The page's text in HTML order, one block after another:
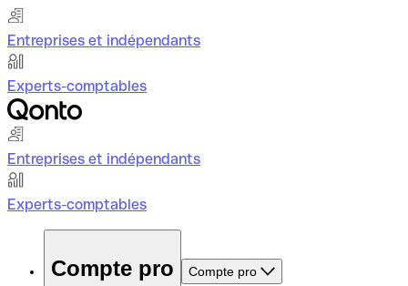
Entreprises et indépendants
Experts-comptables
Entreprises et indépendants
Experts-comptables
Compte pro Compte pro